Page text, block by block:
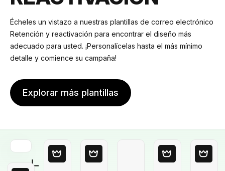
Écheles un vistazo a nuestras plantillas de correo electrónico
Retención y reactivación para encontrar el diseño más
adecuado para usted. ¡Personalícelas hasta el más mínimo
detalle y comience su campaña!
Explorar más plantillas